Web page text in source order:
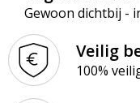
Gewoon dichtbij -
Veilig
100%